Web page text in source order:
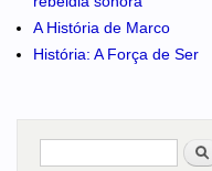
A História de Marco
História: A Força de Ser
Pesquisar
no portal